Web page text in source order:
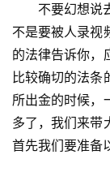
不要幻想说
不是要被人录视
的法律告诉你，
比较确切的法条
所出金的时候，
多了，我们来带
首先我们要准备